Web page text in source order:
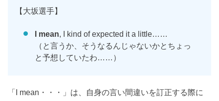
【大坂選手】
I mean, I kind of expected it a little……
（と言うか、そうなるんじゃないかとちょっ
と予想していたわ……）
「I mean・・・」は、自身の言い間違いを訂正する際に